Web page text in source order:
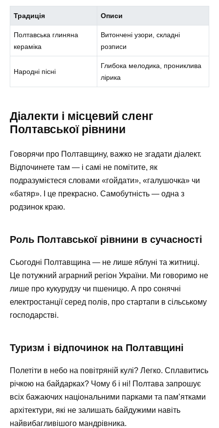
Традиція Описи
Полтавська глиняна
кераміка
Витончені узори, складні
розписи
Народні пісні
Глибока мелодика, прониклива
лірика
Діалекти і місцевий сленг
Полтавської рівнини
Говорячи про Полтавщину, важко не згадати діалект.
Відпочинете там — і самі не помітите, як
подразумієтеся словами «гойдати», «галушочка» чи
«батяр». І це прекрасно. Самобутність — одна з
родзинок краю.
Роль Полтавської рівнини в сучасності
Сьогодні Полтавщина — не лише яблуні та житниці.
Це потужний аграрний регіон України. Ми говоримо не
лише про кукурудзу чи пшеницю. А про сонячні
електростанції серед полів, про стартапи в сільському
господарстві.
Туризм і відпочинок на Полтавщині
Полетіти в небо на повітряній кулі? Легко. Сплавитись
річкою на байдарках? Чому б і ні! Полтава запрошує
всіх бажаючих національними парками та пам’ятками
архітектури, які не залишать байдужими навіть
найвибагливішого мандрівника.